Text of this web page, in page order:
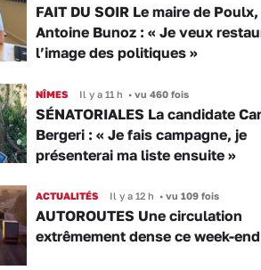
FAIT DU SOIR Le maire de
Antoine Bunoz : « Je veux
l’image des politiques »
NÎMES Il y a 11 h •vu 460 fois
SÉNATORIALES La candidate
Bergeri : « Je fais campagne, je
présenterai ma liste ensuite »
ACTUALITÉS Il y a 12 h •vu 109 fois
AUTOROUTES Une circulation
extrêmement dense ce week-end